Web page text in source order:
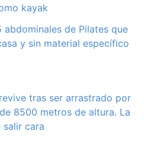
kayak
abdominales de Pilates que
y sin material específico
tras ser arrastrado por
8500 metros de altura. La
salir cara